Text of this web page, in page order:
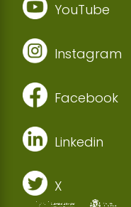
YouTube
Instagram
Facebook
Linkedin
X